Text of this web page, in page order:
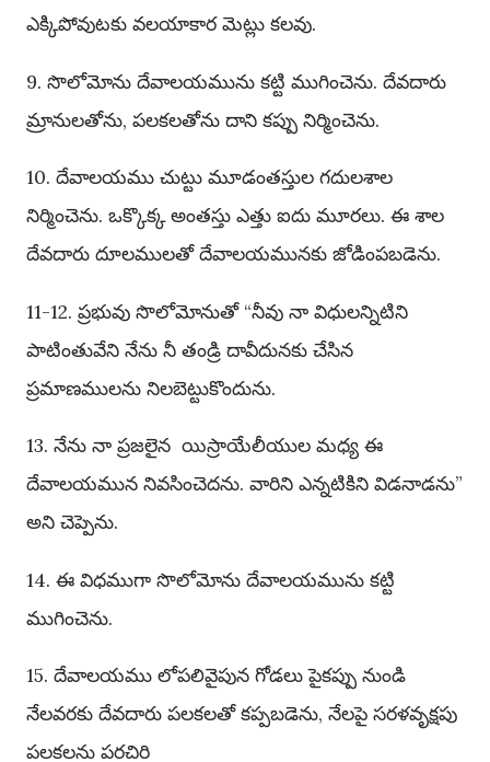
ఎక్కిపోవుటకు వలయాకార మెట్లు కలవు.
9. సొలోమోను దేవాలయమును కట్టి ముగించెను. దేవదారు
మ్రానులతోను, పలకలతోను దాని కప్పు నిర్మించెను.
10. దేవాలయము చుట్టు మూడంతస్తుల గదులశాల
నిర్మించెను. ఒక్కొక్క అంతస్తు ఎత్తు ఐదు మూరలు. ఈ శాల
దేవదారు దూలములతో దేవాలయమునకు జోడింపబడెను.
11-12. ప్రభువు సొలోమోనుతో “నీవు నా విధులన్నిటిని
పాటింతువేని నేను నీ తండ్రి దావీదునకు చేసిన
ప్రమాణములను నిలబెట్టుకొందును.
13. నేను నా ప్రజలైన యిస్రాయేలీయుల మధ్య ఈ
దేవాలయమున నివసించెదను. వారిని ఎన్నటికిని విడనాడను”
అని చెప్పెను.
14. ఈ విధముగా సొలోమోను దేవాలయమును కట్టి
ముగించెను.
15. దేవాలయము లోపలివైపున గోడలు పైకప్పు నుండి
నేలవరకు దేవదారు పలకలతో కప్పబడెను, నేలపై సరళవృక్షపు
పలకలను పరచిరి